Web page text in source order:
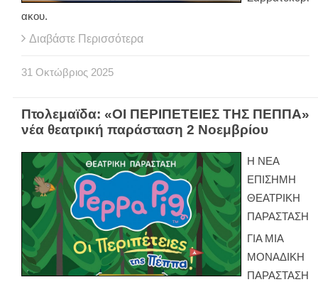
ακου.
Διαβάστε Περισσότερα
31 Οκτώβριος 2025
Πτολεμαϊδα: «ΟΙ ΠΕΡΙΠΕΤΕΙΕΣ ΤΗΣ ΠΕΠΠΑ»
νέα θεατρική παράσταση 2 Νοεμβρίου
Η ΝΕΑ
ΕΠΙΣΗΜΗ
ΘΕΑΤΡΙΚΗ
ΠΑΡΑΣΤΑΣΗ
ΓΙΑ ΜΙΑ
ΜΟΝΑΔΙΚΗ
ΠΑΡΑΣΤΑΣΗ